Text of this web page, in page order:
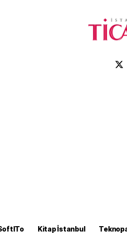
Kitap İstanbul